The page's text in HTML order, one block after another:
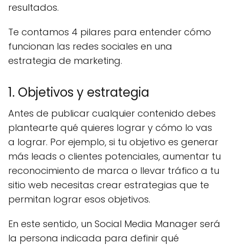
resultados.
Te contamos 4 pilares para entender cómo
funcionan las redes sociales en una
estrategia de marketing.
1. Objetivos y estrategia
Antes de publicar cualquier contenido debes
plantearte qué quieres lograr y cómo lo vas
a lograr. Por ejemplo, si tu objetivo es generar
más leads o clientes potenciales, aumentar tu
reconocimiento de marca o llevar tráfico a tu
sitio web necesitas crear estrategias que te
permitan lograr esos objetivos.
En este sentido, un Social Media Manager será
la persona indicada para definir qué